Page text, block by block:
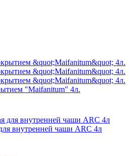
"Maifanitum" 4л.
внутренней чаши ARC 4л